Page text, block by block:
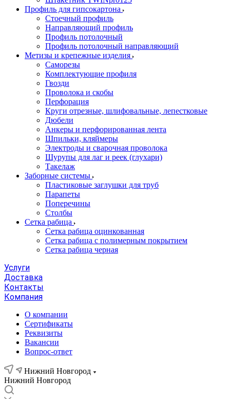
Профиль для гипсокартона
Стоечный профиль
Направляющий профиль
Профиль потолочный
Профиль потолочный направляющий
Метизы и крепежные изделия
Саморезы
Комплектующие профиля
Гвозди
Проволока и скобы
Перфорация
Круги отрезные, шлифовальные, лепестковые
Дюбели
Анкеры и перфорированная лента
Шпильки, кляймеры
Электроды и сварочная проволока
Шурупы для лаг и реек (глухари)
Такелаж
Заборные системы
Пластиковые заглушки для труб
Парапеты
Поперечины
Столбы
Сетка рабица
Сетка рабица оцинкованная
Сетка рабица с полимерным покрытием
Сетка рабица черная
Услуги
Доставка
Контакты
Компания
О компании
Сертификаты
Реквизиты
Вакансии
Вопрос-ответ
Нижний Новгород
Нижний Новгород